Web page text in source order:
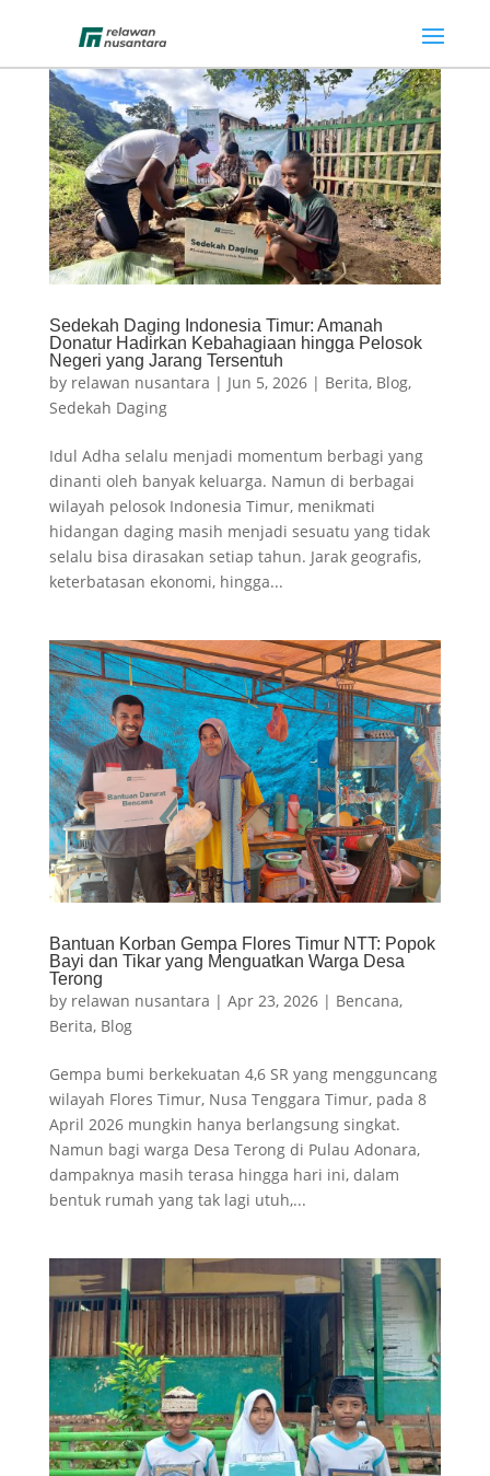
Sedekah Daging Indonesia Timur: Amanah
Donatur Hadirkan Kebahagiaan hingga Pelosok
Negeri yang Jarang Tersentuh
by relawan nusantara | Jun 5, 2026| Berita, Blog,
Sedekah Daging
Idul Adha selalu menjadi momentum berbagi yang
dinanti oleh banyak keluarga. Namun di berbagai
wilayah pelosok Indonesia Timur, menikmati
hidangan daging masih menjadi sesuatu yang tidak
selalu bisa dirasakan setiap tahun. Jarak geografis,
keterbatasan ekonomi, hingga...
Bantuan Korban Gempa Flores Timur NTT: Popok
Bayi dan Tikar yang Menguatkan Warga Desa
Terong
by relawan nusantara | Apr 23, 2026| Bencana,
Berita, Blog
Gempa bumi berkekuatan 4,6 SR yang mengguncang
wilayah Flores Timur, Nusa Tenggara Timur, pada 8
April 2026 mungkin hanya berlangsung singkat.
Namun bagi warga Desa Terong di Pulau Adonara,
dampaknya masih terasa hingga hari ini, dalam
bentuk rumah yang tak lagi utuh,...